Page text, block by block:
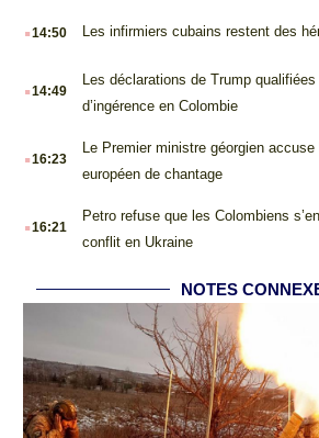
.14:50 Les infirmiers cubains restent des
.14:49
Les déclarations de Trump
d’ingérence en Colombie
.16:23
Le Premier ministre géorgien
européen de chantage
.16:21
Petro refuse que les Colombiens
conflit en Ukraine
NOTES